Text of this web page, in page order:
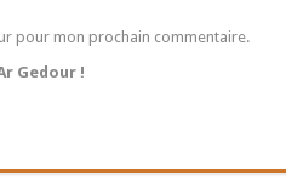
pour mon prochain commentaire.
Gedour !